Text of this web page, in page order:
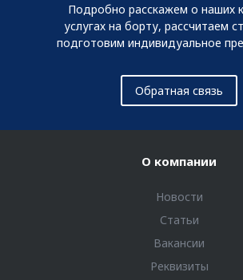
Подробно расскажем о наших
услугах на борту, рассчитаем
подготовим индивидуальное
Обратная связь
О компании
Новости
Статьи
Вакансии
Реквизиты